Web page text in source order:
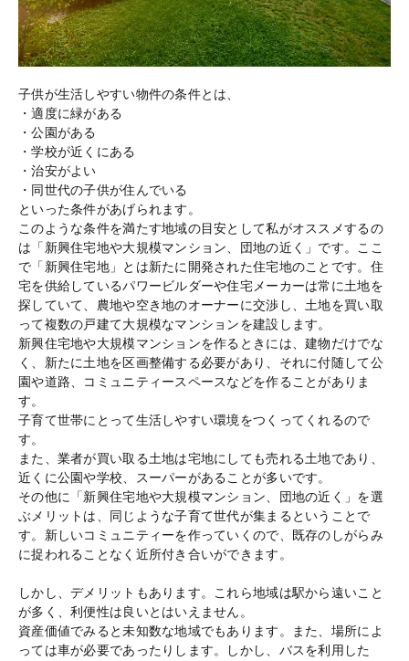
子供が生活しやすい物件の条件とは、
・適度に緑がある
・公園がある
・学校が近くにある
・治安がよい
・同世代の子供が住んでいる
といった条件があげられます。
このような条件を満たす地域の目安として私がオススメするの
は「新興住宅地や大規模マンション、団地の近く」です。ここ
で「新興住宅地」とは新たに開発された住宅地のことです。住
宅を供給しているパワービルダーや住宅メーカーは常に土地を
探していて、農地や空き地のオーナーに交渉し、土地を買い取
って複数の戸建て大規模なマンションを建設します。
新興住宅地や大規模マンションを作るときには、建物だけでな
く、新たに土地を区画整備する必要があり、それに付随して公
園や道路、コミュニティースペースなどを作ることがありま
す。
子育て世帯にとって生活しやすい環境をつくってくれるので
す。
また、業者が買い取る土地は宅地にしても売れる土地であり、
近くに公園や学校、スーパーがあることが多いです。
その他に「新興住宅地や大規模マンション、団地の近く」を選
ぶメリットは、同じような子育て世代が集まるということで
す。新しいコミュニティーを作っていくので、既存のしがらみ
に捉われることなく近所付き合いができます。
しかし、デメリットもあります。これら地域は駅から遠いこと
が多く、利便性は良いとはいえません。
資産価値でみると未知数な地域でもあります。また、場所によ
っては車が必要であったりします。しかし、バスを利用した